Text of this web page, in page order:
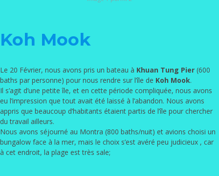
Koh Mook
Le 20 Février, nous avons pris un bateau à Khuan Tung Pier (600
baths par personne) pour nous rendre sur l’île de Koh Mook.
Il s’agit d’une petite île, et en cette période compliquée, nous avons
eu l’impression que tout avait été laissé à l’abandon. Nous avons
appris que beaucoup d’habitants étaient partis de l’île pour chercher
du travail ailleurs.
Nous avons séjourné au Montra (800 baths/nuit) et avions choisi un
bungalow face à la mer, mais le choix s’est avéré peu judicieux , car
à cet endroit, la plage est très sale;